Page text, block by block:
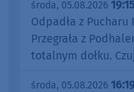
środa, 05.08.2026 19:15
Odpadła z
Przegrała z
totalnym dołku.
środa, 05.08.2026 16:19